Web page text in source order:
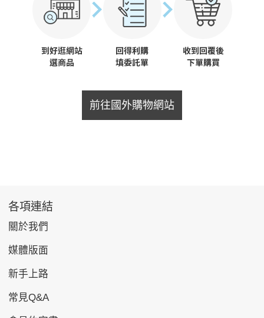
前往國外購物網站
各項連結
關於我們
媒體版面
新手上路
常見Q&A